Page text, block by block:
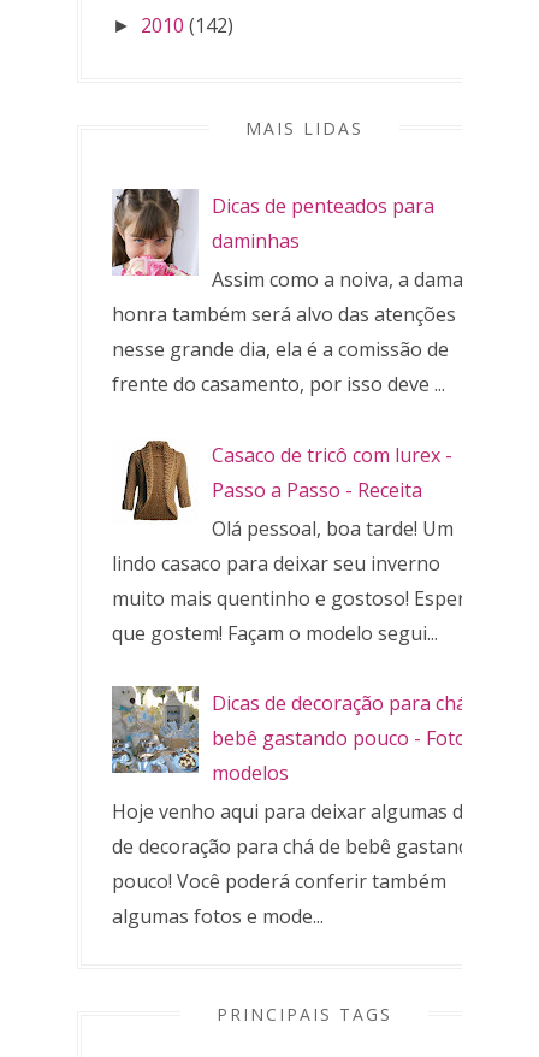
► 2010 (142)
MAIS LIDAS
Dicas de penteados para
daminhas
Assim como a noiva, a dama de
honra também será alvo das atenções
nesse grande dia, ela é a comissão de
frente do casamento, por isso deve ...
Casaco de tricô com lurex -
Passo a Passo - Receita
Olá pessoal, boa tarde! Um
lindo casaco para deixar seu inverno
muito mais quentinho e gostoso! Espero
que gostem! Façam o modelo segui...
Dicas de decoração para chá de
bebê gastando pouco - Fotos e
modelos
Hoje venho aqui para deixar algumas dicas
de decoração para chá de bebê gastando
pouco! Você poderá conferir também
algumas fotos e mode...
PRINCIPAIS TAGS